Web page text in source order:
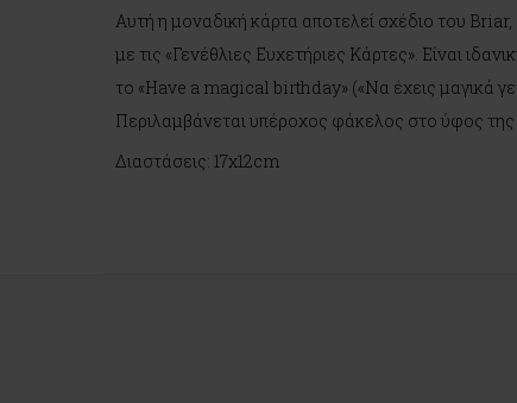
Αυτή η μοναδική κάρτα αποτελεί σχέδιο του
με τις «Γενέθλιες Ευχετήριες Κάρτες». Είναι
το «Have a magical birthday» («Να έχεις μαγικά
Περιλαμβάνεται υπέροχος φάκελος στο ύφος της
Διαστάσεις: 17x12cm